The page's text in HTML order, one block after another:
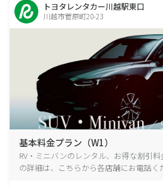
トヨタレンタカー川越駅東口
川越市菅原町20-23
基本料金プラン（W1）
RV・ミニバンのレンタル、お得な割引
の詳細は、こちらから各店舗にお電話く